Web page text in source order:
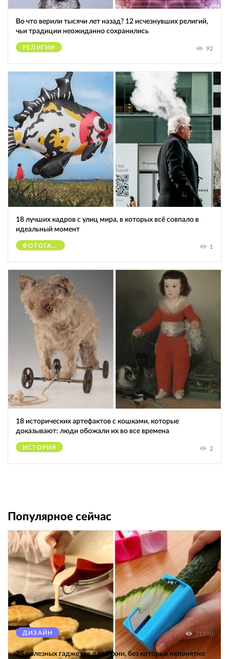
Во что верили тысячи лет назад? 12 исчезнувших религий,
чьи традиции неожиданно сохранились
РЕЛИГИИ 92
18 лучших кадров с улиц мира, в которых всё совпало в
идеальный момент
ФОТОГАФЫ 1
18 исторических артефактов с кошками, которые
доказывают: люди обожали их во все времена
ИСТОРИЯ 2
Популярное сейчас
ДИЗАЙН 71190
25 полезных гаджетов для кухни, без которых непонятно